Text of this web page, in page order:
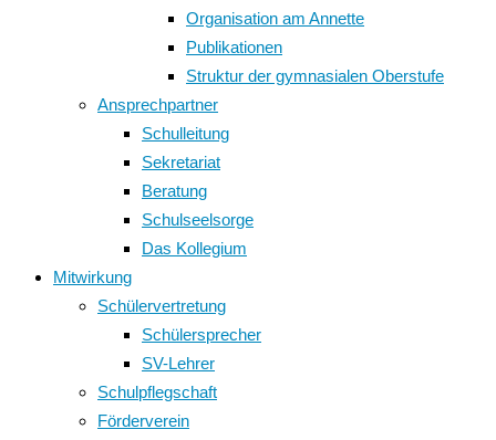
Organisation am Annette
Publikationen
Struktur der gymnasialen Oberstufe
Ansprechpartner
Schulleitung
Sekretariat
Beratung
Schulseelsorge
Das Kollegium
Mitwirkung
Schülervertretung
Schülersprecher
SV-Lehrer
Schulpflegschaft
Förderverein